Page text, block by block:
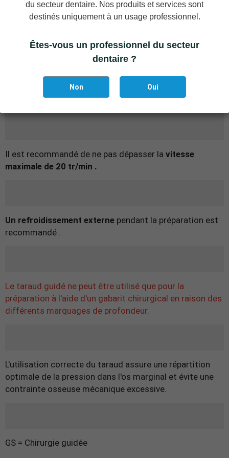
l'os cortical.
Grâce au matériau de haute qualité et à la fabrication
précise, nos instruments de coupe peuvent être utilisés
à plusieurs reprises. Il est recommandé
20 applications .
Il est recommandé de ne pas dépasser la vitesse
maximale de 20 tr/min .
Un refroidissement externe pendant la préparation est
recommandé .
Le taraud guidé ne peut être utilisé que pour la
préparation à l'aide d'un gabarit chirurgical en raison des
différents marquages ​​de profondeur.
L'utilisation correcte du taraud assure une répartition
optimale de la pression dans l'os marginal et évite une
contrainte osseuse mécanique excessive.
GS = Chirurgie guidée
du secteur dentaire. Nos produits et services sont
destinés uniquement à un usage professionnel.
Êtes-vous un professionnel du secteur
dentaire ?
Non Oui